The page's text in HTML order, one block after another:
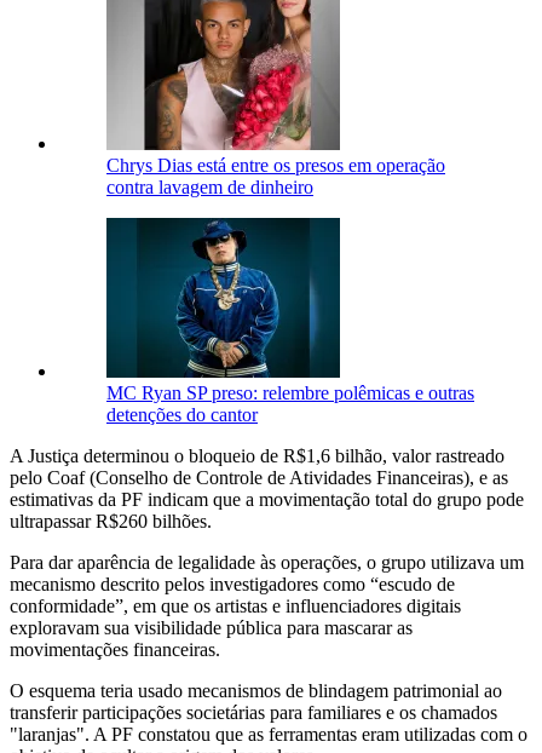
Chrys Dias está entre os presos em operação
contra lavagem de dinheiro
MC Ryan SP preso: relembre polêmicas e outras
detenções do cantor
A Justiça determinou o bloqueio de R$1,6 bilhão, valor rastreado
pelo Coaf (Conselho de Controle de Atividades Financeiras), e as
estimativas da PF indicam que a movimentação total do grupo pode
ultrapassar R$260 bilhões.
Para dar aparência de legalidade às operações, o grupo utilizava um
mecanismo descrito pelos investigadores como “escudo de
conformidade”, em que os artistas e influenciadores digitais
exploravam sua visibilidade pública para mascarar as
movimentações financeiras.
O esquema teria usado mecanismos de blindagem patrimonial ao
transferir participações societárias para familiares e os chamados
"laranjas". A PF constatou que as ferramentas eram utilizadas com o